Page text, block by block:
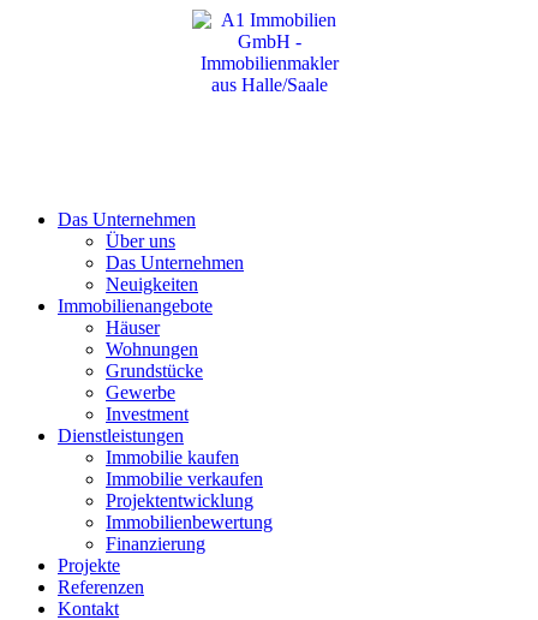
Das Unternehmen
Über uns
Das Unternehmen
Neuigkeiten
Immobilienangebote
Häuser
Wohnungen
Grundstücke
Gewerbe
Investment
Dienstleistungen
Immobilie kaufen
Immobilie verkaufen
Projektentwicklung
Immobilienbewertung
Finanzierung
Projekte
Referenzen
Kontakt